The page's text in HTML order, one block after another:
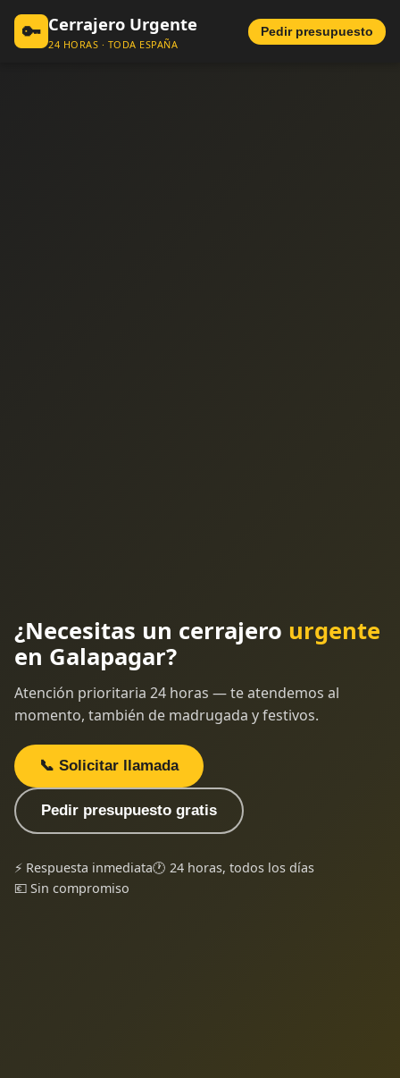
🔑 Cerrajero Urgente
24 HORAS · TODA ESPAÑA
Pedir presupuesto
¿Necesitas un cerrajero urgente
en Galapagar?
Atención prioritaria 24 horas — te atendemos al
momento, también de madrugada y festivos.
📞 Solicitar llamada
Pedir presupuesto gratis
⚡ Respuesta inmediata🕐 24 horas, todos los días
💶 Sin compromiso